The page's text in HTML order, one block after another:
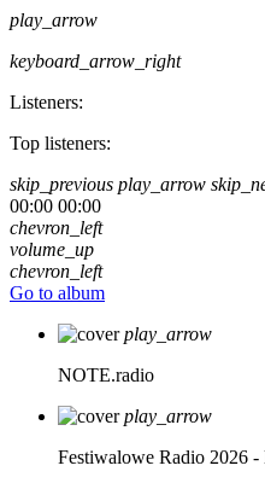
play_arrow
keyboard_arrow_right
Listeners:
Top listeners:
skip_previous play_arrow
00:00 00:00
chevron_left
volume_up
chevron_left
Go to album
play_arrow
NOTE.radio
play_arrow
Festiwalowe Radio 2026